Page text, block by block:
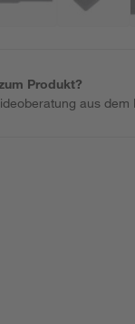
Produkt?
aus dem